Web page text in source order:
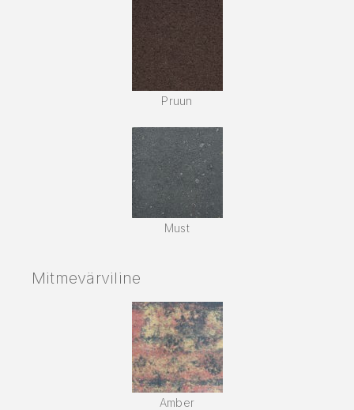
Pruun
Must
Mitmevärviline
Amber